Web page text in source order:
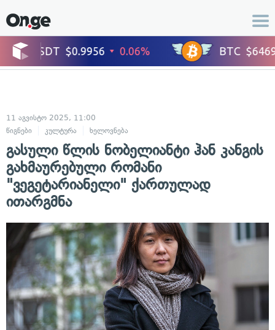
11 აგვისტო 2025, 11:00
წიგნები
კულტურა ხელოვნება
გასული წლის ნობელიანტი ჰან კანგის
გახმაურებული რომანი
"ვეგეტარიანელი" ქართულად
ითარგმნა